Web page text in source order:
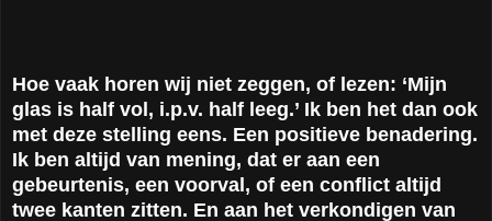
Hoe vaak horen wij niet zeggen, of lezen: ‘Mijn
glas is half vol, i.p.v. half leeg.’ Ik ben het dan ook
met deze stelling eens. Een positieve benadering.
Ik ben altijd van mening, dat er aan een
gebeurtenis, een voorval, of een conflict altijd
twee kanten zitten. En aan het verkondigen van